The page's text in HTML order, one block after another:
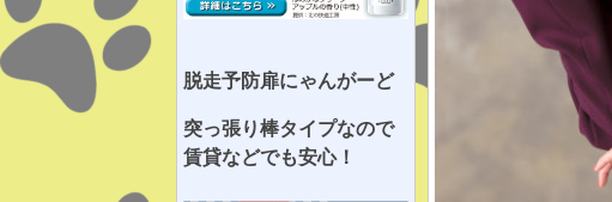
脱走予防扉にゃんがーど
突っ張り棒タイプなので
賃貸などでも安心！